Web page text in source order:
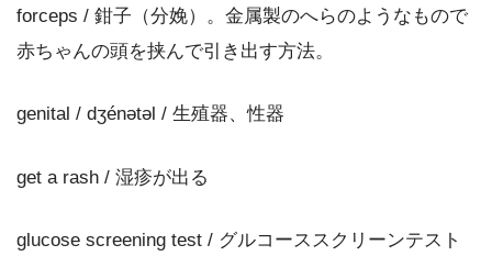
forceps / 鉗子（分娩）。金属製のへらのようなもので
赤ちゃんの頭を挟んで引き出す方法。
genital / dʒénətəl / 生殖器、性器
get a rash / 湿疹が出る
glucose screening test / グルコーススクリーンテスト